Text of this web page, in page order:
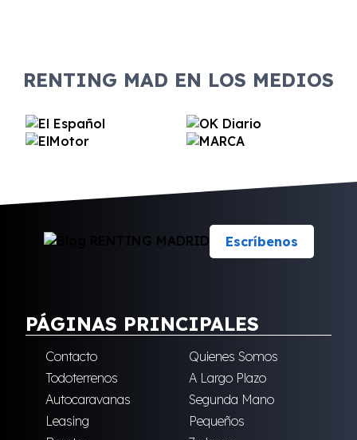
RENTING MAD EN LOS MEDIOS
Escríbenos
PÁGINAS PRINCIPALES
Contacto
Quienes Somos
Todoterrenos
A Largo Plazo
Autocaravanas
Segunda Mano
Leasing
Pequeños